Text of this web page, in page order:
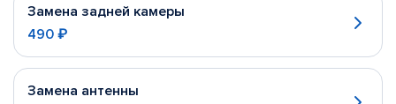
Замена задней камеры
490 ₽
Замена антенны